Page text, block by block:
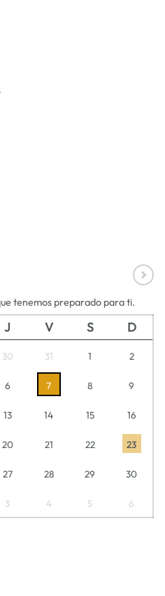
tenemos preparado para ti.
J V S D
30 31 1 2
6 7 8 9
13 14 15 16
20 21 22 23
27 28 29 30
3 4 5 6